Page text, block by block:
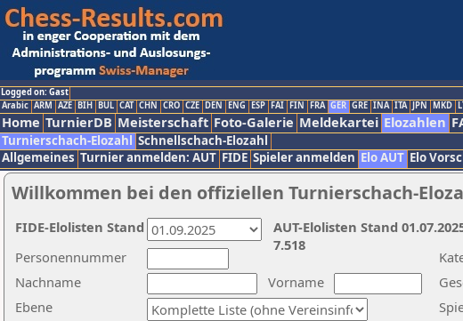
Logged on: Gast
Arabic ARM AZE BIH BUL CAT CHN CRO CZE DEN ENG ESP FAI FIN FRA GER GRE INA ITA JPN MKD
Home TurnierDB Meisterschaft Foto-Galerie Meldekartei Elozahlen
Turnierschach-Elozahl Schnellschach-Elozahl
Allgemeines Turnier anmelden: AUT FIDE Spieler anmelden Elo AUT Elo
Willkommen bei den offiziellen Turnierschach-
Nachname
Vorname
Ebene
Personennummer
AUT-Elolisten Stand
7.518
FIDE-Elolisten Stand